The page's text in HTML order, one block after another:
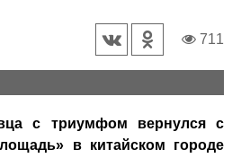
711
с триумфом вернулся с
в китайском городе